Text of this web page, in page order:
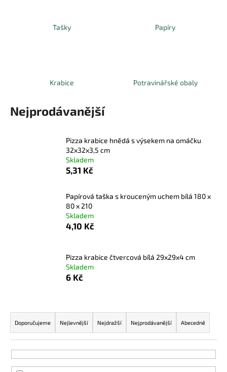
Tašky Papíry
Krabice Potravinářské obaly
Nejprodávanější
Pizza krabice hnědá s výsekem na omáčku
32x32x3,5 cm
Skladem
5,31 Kč
Papírová taška s krouceným uchem bílá 180 x
80 x 210
Skladem
4,10 Kč
Pizza krabice čtvercová bílá 29x29x4 cm
Skladem
6 Kč
Ř
a
z
e
n
Doporučujeme Nejlevnější Nejdražší Nejprodávanější Abecedně
BURGER
12CM
GOLF
0,35
Kč